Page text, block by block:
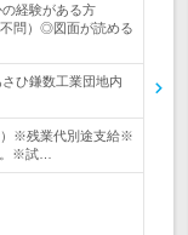
経験がある方
問）◎図面が読める
ひ鎌数工業団地内
）※残業代別途支給※
※試…